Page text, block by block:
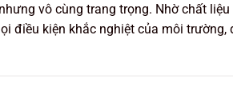
vô cùng trang trọng. Nhờ chất
điều kiện khắc nghiệt của môi trường,